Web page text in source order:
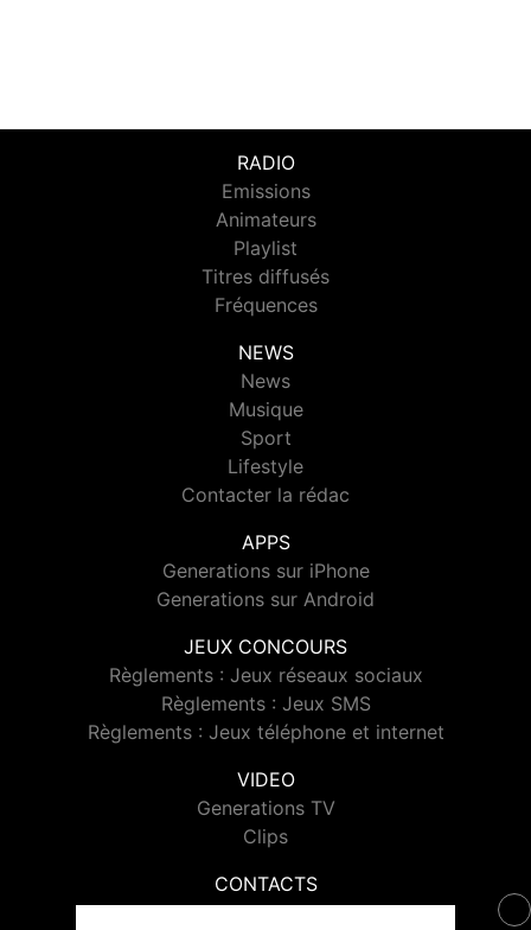
RADIO
Emissions
Animateurs
Playlist
Titres diffusés
Fréquences
NEWS
News
Musique
Sport
Lifestyle
Contacter la rédac
APPS
Generations sur iPhone
Generations sur Android
JEUX CONCOURS
Règlements : Jeux réseaux sociaux
Règlements : Jeux SMS
Règlements : Jeux téléphone et internet
VIDEO
Generations TV
Clips
CONTACTS
Contacter Generations